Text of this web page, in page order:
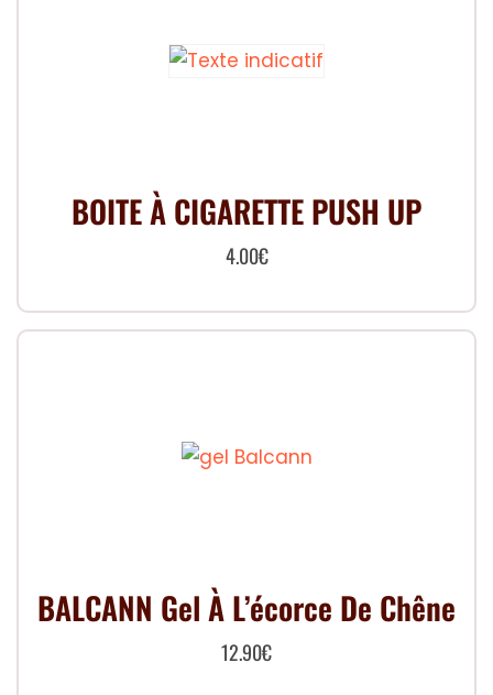
BOITE À CIGARETTE PUSH UP
4.00€
BALCANN Gel À L’écorce De Chêne
12.90€